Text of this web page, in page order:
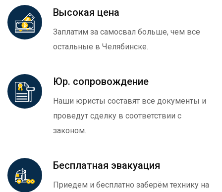
Высокая цена
Заплатим за самосвал больше, чем все
остальные в Челябинске.
Юр. сопровождение
Наши юристы составят все документы и
проведут сделку в соответствии с
законом.
Бесплатная эвакуация
Приедем и бесплатно заберём технику на